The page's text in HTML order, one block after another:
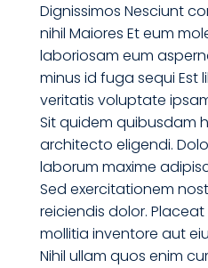
Dignissimos Nesciunt
nihil Maiores Et eum
laboriosam eum
minus id fuga sequi Est
veritatis voluptate
Sit quidem quibusdam
architecto eligendi.
laborum maxime
Sed exercitationem
reiciendis dolor.
mollitia inventore aut
Nihil ullam quos enim